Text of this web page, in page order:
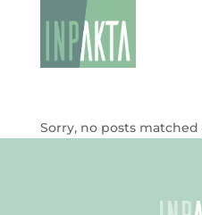
Sorry, no posts